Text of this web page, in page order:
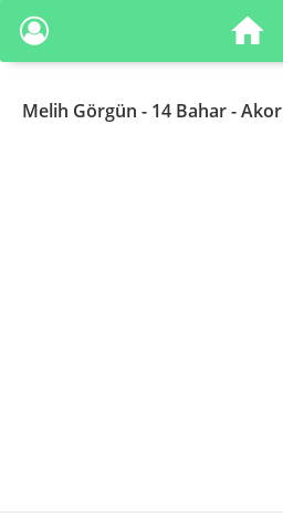
Melih Görgün - 14 Bahar - Akor